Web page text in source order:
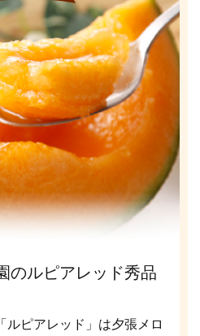
のルピアレッド秀品
ルピアレッド」は夕張メロ